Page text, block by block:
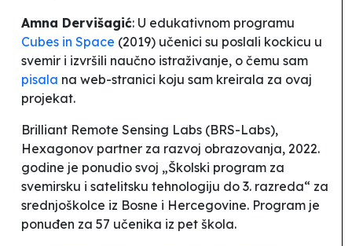
Amna Dervišagić: U edukativnom programu
Cubes in Space (2019) učenici su poslali kockicu u
svemir i izvršili naučno istraživanje, o čemu sam
pisala na web-stranici koju sam kreirala za ovaj
projekat.
Brilliant Remote Sensing Labs (BRS-Labs),
Hexagonov partner za razvoj obrazovanja, 2022.
godine je ponudio svoj „Školski program za
svemirsku i satelitsku tehnologiju do 3. razreda“ za
srednjoškolce iz Bosne i Hercegovine. Program je
ponuđen za 57 učenika iz pet škola.